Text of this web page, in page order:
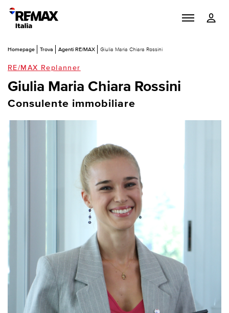
Homepage Trova Agenti RE/MAX Giulia Maria Chiara Rossini
RE/MAX Replanner
Giulia Maria Chiara Rossini
Consulente immobiliare